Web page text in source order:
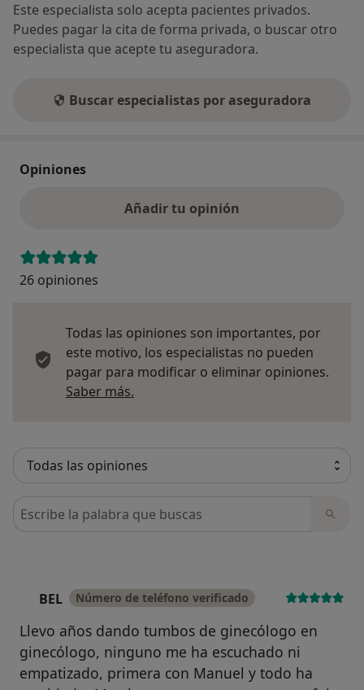
Este especialista solo acepta pacientes privados.
Puedes pagar la cita de forma privada, o buscar otro
especialista que acepte tu aseguradora.
Buscar especialistas por aseguradora
Opiniones
Añadir tu opinión
26 opiniones
Todas las opiniones son importantes, por
este motivo, los especialistas no pueden
pagar para modificar o eliminar opiniones.
Saber más.
Busca en opiniones
BEL Número de teléfono verificado
Llevo años dando tumbos de ginecólogo en
ginecólogo, ninguno me ha escuchado ni
empatizado, primera con Manuel y todo ha